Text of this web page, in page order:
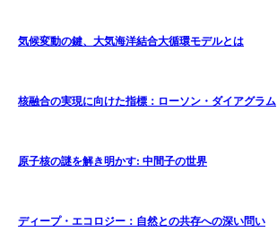
気候変動の鍵、大気海洋結合大循環モデルとは
核融合の実現に向けた指標：ローソン・ダイアグラム
原子核の謎を解き明かす: 中間子の世界
ディープ・エコロジー：自然との共存への深い問い